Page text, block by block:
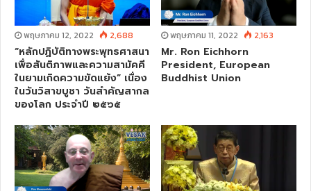
พฤษภาคม 12, 2022 2,688
“หลักปฏิบัติทางพระพุทธศาสนา
เพื่อสันติภาพและความสามัคคี
ในยามเกิดความขัดแย้ง” เนื่อง
ในวันวิสาขบูชา วันสําคัญสากล
ของโลก ประจําปี ๒๕๖๕
พฤษภาคม 11, 2022 2,163
Mr. Ron Eichhorn
President, European
Buddhist Union